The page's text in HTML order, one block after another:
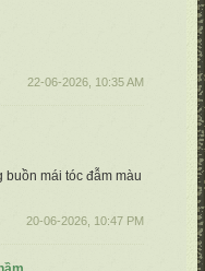
22-06-2026, 10:35 AM
buồn mái tóc đẫm màu sương
20-06-2026, 10:47 PM